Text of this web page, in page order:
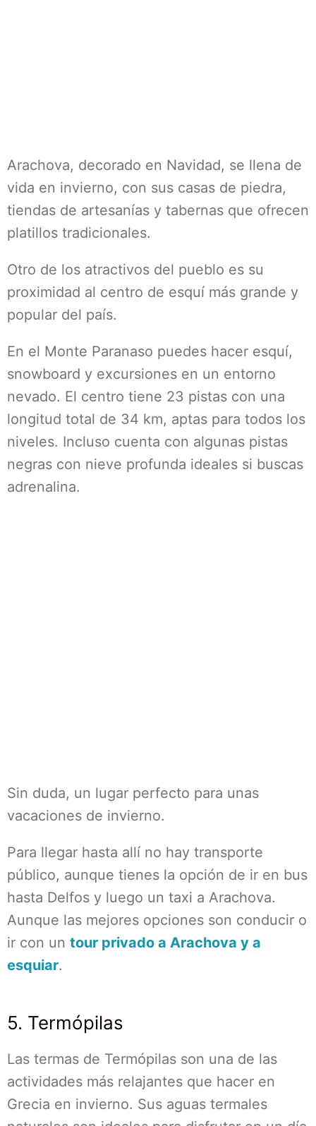
Arachova, decorado en Navidad, se llena de
vida en invierno, con sus casas de piedra,
tiendas de artesanías y tabernas que ofrecen
platillos tradicionales.
Otro de los atractivos del pueblo es su
proximidad al centro de esquí más grande y
popular del país.
En el Monte Paranaso puedes hacer esquí,
snowboard y excursiones en un entorno
nevado. El centro tiene 23 pistas con una
longitud total de 34 km, aptas para todos los
niveles. Incluso cuenta con algunas pistas
negras con nieve profunda ideales si buscas
adrenalina.
Sin duda, un lugar perfecto para unas
vacaciones de invierno.
Para llegar hasta allí no hay transporte
público, aunque tienes la opción de ir en bus
hasta Delfos y luego un taxi a Arachova.
Aunque las mejores opciones son conducir o
ir con un tour privado a Arachova y a
esquiar.
5. Termópilas
Las termas de Termópilas son una de las
actividades más relajantes que hacer en
Grecia en invierno. Sus aguas termales